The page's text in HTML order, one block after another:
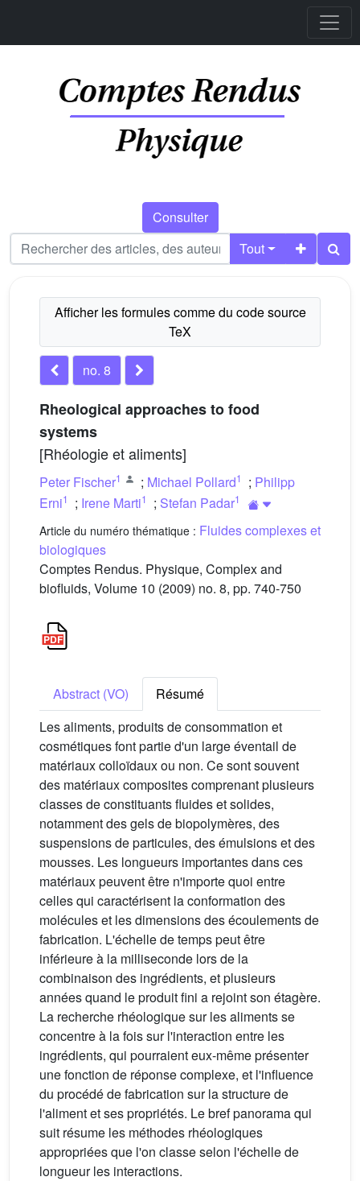
Consulter
Tout
no. 8
Rheological approaches to food
systems
[Rhéologie et aliments]
Peter Fischer1 ; Michael Pollard1 ; Philipp
Erni1 ; Irene Marti1 ; Stefan Padar1
Article du numéro thématique : Fluides complexes et
biologiques
Comptes Rendus. Physique, Complex and
biofluids, Volume 10 (2009) no. 8, pp. 740-750
Abstract (VO)
Résumé
Les aliments, produits de consommation et
cosmétiques font partie d'un large éventail de
matériaux colloïdaux ou non. Ce sont souvent
des matériaux composites comprenant plusieurs
classes de constituants fluides et solides,
notamment des gels de biopolymères, des
suspensions de particules, des émulsions et des
mousses. Les longueurs importantes dans ces
matériaux peuvent être n'importe quoi entre
celles qui caractérisent la conformation des
molécules et les dimensions des écoulements de
fabrication. L'échelle de temps peut être
inférieure à la milliseconde lors de la
combinaison des ingrédients, et plusieurs
années quand le produit fini a rejoint son étagère.
La recherche rhéologique sur les aliments se
concentre à la fois sur l'interaction entre les
ingrédients, qui pourraient eux-même présenter
une fonction de réponse complexe, et l'influence
du procédé de fabrication sur la structure de
l'aliment et ses propriétés. Le bref panorama qui
suit résume les méthodes rhéologiques
appropriées que l'on classe selon l'échelle de
longueur les interactions.